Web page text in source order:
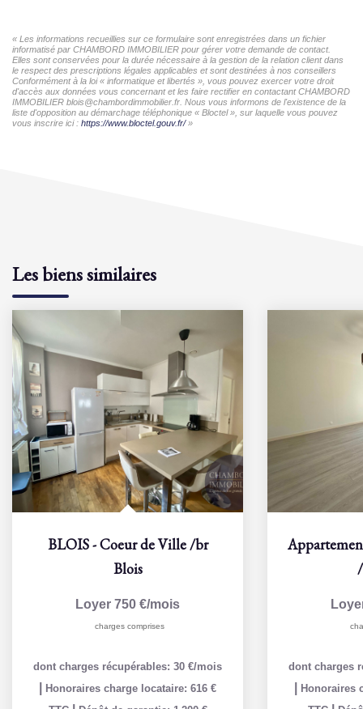
« Les informations recueillies sur ce formulaire sont enregistrées dans un fichier
informatisé par CHAMBORD IMMOBILIER pour gérer votre demande de contact.
Elles sont conservées pour la durée nécessaire à la gestion de la relation client dans
le respect des prescriptions légales applicables et sont destinées à nos conseillers
Conformément à la loi « informatique et libertés », vous pouvez exercer votre droit
d'accès aux données vous concernant et les faire rectifier en contactant CHAMBORD
IMMOBILIER blois@chambordimmobilier.fr. Nous vous informons de l'existence de la
liste d'opposition au démarchage téléphonique « Bloctel », sur laquelle vous pouvez
vous inscrire ici : https://www.bloctel.gouv.fr/»
Les biens similaires
/brBlois
Loyer 470 €/mois
charges comprises
dont charges récupérables: 30 €/mois
Honoraires charge locataire: 440 €
Blois -
dont charges
Honoraires